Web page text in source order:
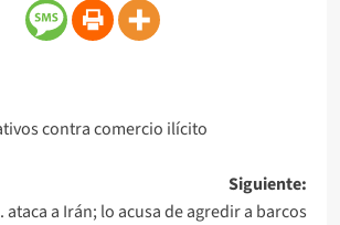
contra comercio ilícito
Siguiente:
ataca a Irán; lo acusa de agredir a barcos